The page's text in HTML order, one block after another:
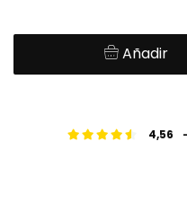
Añadir
4,56